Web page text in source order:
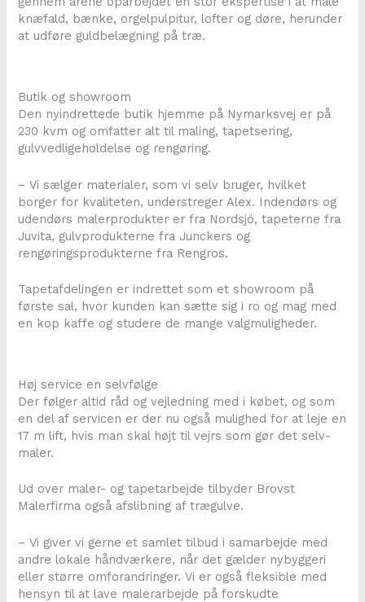
knæfald, bænke, orgelpulpitur, lofter og døre, herunder
at udføre guldbelægning på træ.
Butik og showroom
Den nyindrettede butik hjemme på Nymarksvej er på
230 kvm og omfatter alt til maling, tapetsering,
gulvvedligeholdelse og rengøring.
– Vi sælger materialer, som vi selv bruger, hvilket
borger for kvaliteten, understreger Alex. Indendørs og
udendørs malerprodukter er fra Nordsjö, tapeterne fra
Juvita, gulvprodukterne fra Junckers og
rengøringsprodukterne fra Rengros.
Tapetafdelingen er indrettet som et showroom på
første sal, hvor kunden kan sætte sig i ro og mag med
en kop kaffe og studere de mange valgmuligheder.
Høj service en selvfølge
Der følger altid råd og vejledning med i købet, og som
en del af servicen er der nu også mulighed for at leje en
17 m lift, hvis man skal højt til vejrs som gør det selv-
maler.
Ud over maler- og tapetarbejde tilbyder Brovst
Malerfirma også afslibning af trægulve.
– Vi giver vi gerne et samlet tilbud i samarbejde med
andre lokale håndværkere, når det gælder nybyggeri
eller større omforandringer. Vi er også fleksible med
hensyn til at lave malerarbejde på forskudte